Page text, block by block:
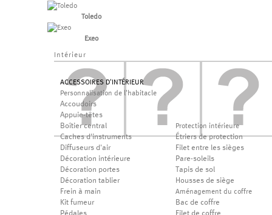
Toledo
Exeo
Intérieur
ACCESSOIRES D'INTÉRIEUR
Personnalisation de l'habitacle
Accoudoirs
Appuie-têtes
Boîtier central
Caches d'instruments
Diffuseurs d'air
Décoration intérieure
Décoration portes
Décoration tablier
Frein à main
Kit fumeur
Protection intérieure
Étriers de protection
Filet entre les sièges
Pare-soleils
Tapis de sol
Housses de siège
Aménagement du coffre
Bac de coffre